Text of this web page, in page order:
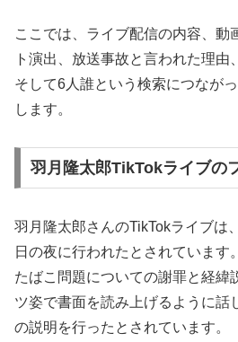
ここでは、ライブ配信の内容、動
ト演出、放送事故と言われた理由
そして6人誰という検索につなが
します。
羽月隆太郎TikTokライブの
羽月隆太郎さんのTikTokライブは
日の夜に行われたとされています
たばこ問題についての謝罪と経緯
ツ姿で書面を読み上げるように話
の説明を行ったとされています。